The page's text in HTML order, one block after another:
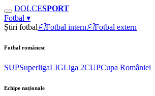
DOLCESPORT
Fotbal ▾
Știri fotbal📰Fotbal intern📰Fotbal extern
Fotbal românesc
SUPSuperligaLIGLiga 2CUPCupa României
Echipe naționale